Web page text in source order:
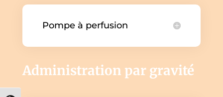
Pompe à perfusion
Administration par gravité